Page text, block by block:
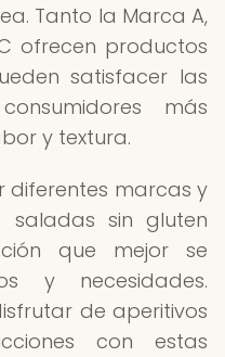
Tanto la Marca A,
ofrecen productos
satisfacer las
más
y textura.
diferentes marcas y
saladas sin gluten
que mejor se
y necesidades.
de aperitivos
con estas